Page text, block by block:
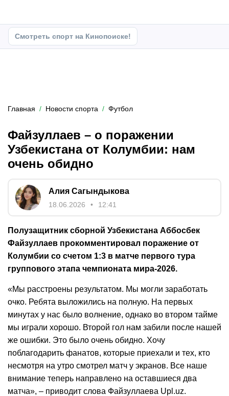
Смотреть спорт на Кинопоиске!
Главная Новости спорта Футбол
Файзуллаев – о поражении
Узбекистана от Колумбии: нам
очень обидно
Алия Сагындыкова
18.06.2026 12:41
Полузащитник сборной Узбекистана Аббосбек
Файзуллаев прокомментировал поражение от
Колумбии со счетом 1:3 в матче первого тура
группового этапа чемпионата мира-2026.
«Мы расстроены результатом. Мы могли заработать
очко. Ребята выложились на полную. На первых
минутах у нас было волнение, однако во втором тайме
мы играли хорошо. Второй гол нам забили после нашей
же ошибки. Это было очень обидно. Хочу
поблагодарить фанатов, которые приехали и тех, кто
несмотря на утро смотрел матч у экранов. Все наше
внимание теперь направлено на оставшиеся два
матча», – приводит слова Файзуллаева Upl.uz.